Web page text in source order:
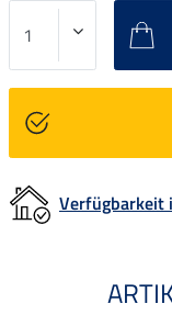
Verfügbarkeit